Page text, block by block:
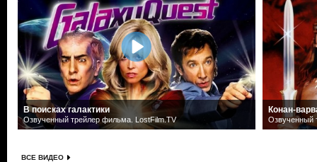
В поисках галактики
Озвученный трейлер фильма. LostFilm.TV
Конан-
Озвученный
ВСЕ ВИДЕО